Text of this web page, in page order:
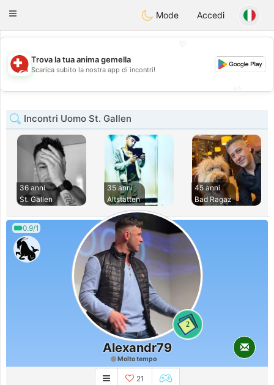
Suissi
Toggle
Mode Accedi
💖
💕
Trova la tua anima gemella
Scarica subito la nostra app di incontri!
Incontri Uomo St. Gallen
36 anni
St. Gallen
35 anni
Altstätten
45 anni
Bad Ragaz
0.9/1
2
Alexandr79
Molto tempo
21